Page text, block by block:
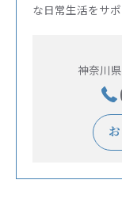
な日常生活をサ
神奈川